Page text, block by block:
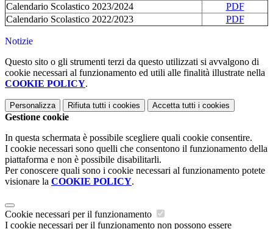
Calendario Scolastico 2023/2024
PDF
Calendario Scolastico 2022/2023
PDF
Notizie
Questo sito o gli strumenti terzi da questo utilizzati si avvalgono di
cookie necessari al funzionamento ed utili alle finalità illustrate nella
COOKIE POLICY.
Personalizza Rifiuta tutti i cookies Accetta tutti i cookies
Gestione cookie
In questa schermata è possibile scegliere quali cookie consentire.
I cookie necessari sono quelli che consentono il funzionamento della
piattaforma e non è possibile disabilitarli.
Per conoscere quali sono i cookie necessari al funzionamento potete
visionare la COOKIE POLICY.
Cookie necessari per il funzionamento
I cookie necessari per il funzionamento non possono essere